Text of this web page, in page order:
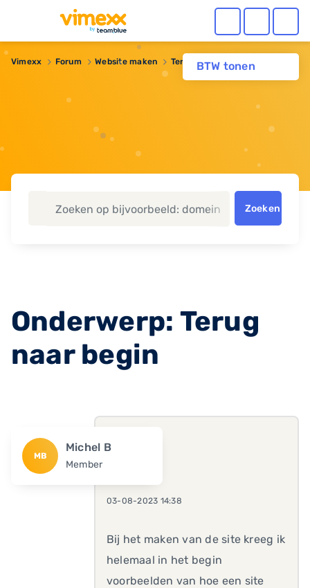
BTW tonen
Vimexx Forum Website maken Terug naar begin
Zoeken
Onderwerp: Terug
naar begin
MB
Michel B
Member
03-08-2023 14:38
Bij het maken van de site kreeg ik
helemaal in het begin
voorbeelden van hoe een site